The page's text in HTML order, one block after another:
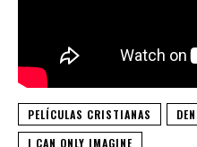
PELÍCULAS CRISTIANAS
I CAN ONLY IMAGINE